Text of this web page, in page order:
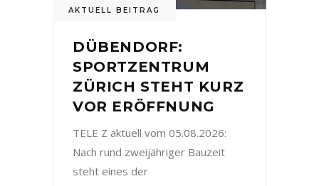
AKTUELL BEITRAG
DÜBENDORF:
SPORTZENTRUM
ZÜRICH STEHT KURZ
VOR ERÖFFNUNG
TELE Z aktuell vom 05.08.2026:
Nach rund zweijähriger Bauzeit
steht eines der